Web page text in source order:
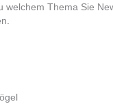
welchem Thema Sie